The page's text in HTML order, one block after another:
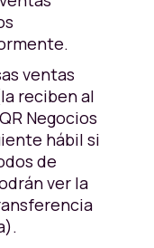
ventas
reciben al
Negocios
hábil si
de
ver la